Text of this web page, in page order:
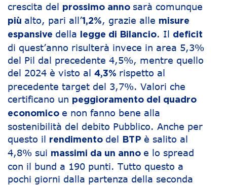
crescita del prossimo anno sarà comunque
più alto, pari all’1,2%, grazie alle misure
espansive della legge di Bilancio. Il deficit
di quest’anno risulterà invece in area 5,3%
del Pil dal precedente 4,5%, mentre quello
del 2024 è visto al 4,3% rispetto al
precedente target del 3,7%. Valori che
certificano un peggioramento del quadro
economico e non fanno bene alla
sostenibilità del debito Pubblico. Anche per
questo il rendimento del BTP è salito al
4,8% sui massimi da un anno e lo spread
con il bund a 190 punti. Tutto questo a
pochi giorni dalla partenza della seconda